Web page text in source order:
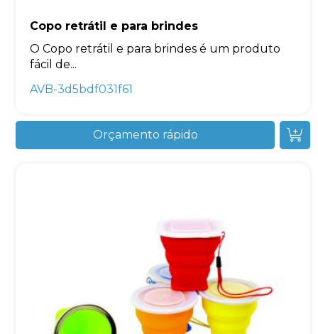
Copo retrátil e para brindes
O Copo retrátil e para brindes é um produto
fácil de...
AVB-3d5bdf031f61
Orçamento rápido